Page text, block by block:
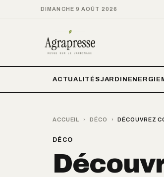
DIMANCHE 9 AOÛT 2026
ACTUALITÉSJARDIN ENERGIE
ACCUEIL › DÉCO › DÉCOUVREZ
DÉCO